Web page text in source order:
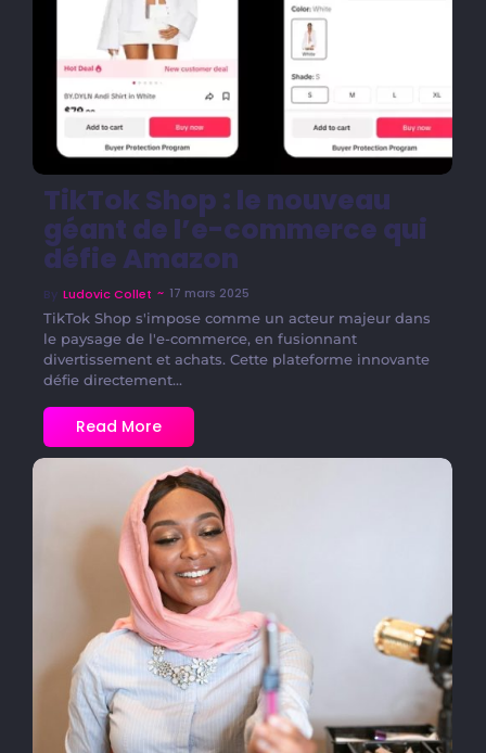
TikTok Shop : le nouveau
géant de l’e-commerce qui
défie Amazon
By Ludovic Collet ~ 17 mars 2025
TikTok Shop s'impose comme un acteur majeur dans
le paysage de l'e-commerce, en fusionnant
divertissement et achats. Cette plateforme innovante
défie directement...
Read More